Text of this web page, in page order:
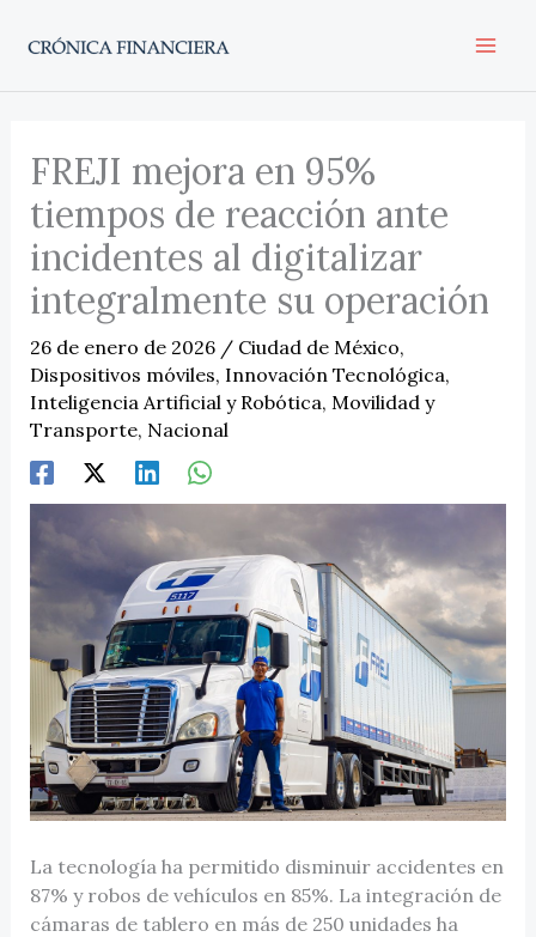
FREJI mejora en 95%
tiempos de reacción ante
incidentes al digitalizar
integralmente su operación
26 de enero de 2026 / Ciudad de México,
Dispositivos móviles, Innovación Tecnológica,
Inteligencia Artificial y Robótica, Movilidad y
Transporte, Nacional
La tecnología ha permitido disminuir accidentes en
87% y robos de vehículos en 85%. La integración de
cámaras de tablero en más de 250 unidades ha